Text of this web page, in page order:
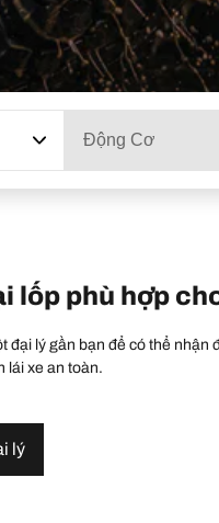
Động Cơ
lốp phù hợp
lý gần bạn để có thể
lái xe an toàn.
lý